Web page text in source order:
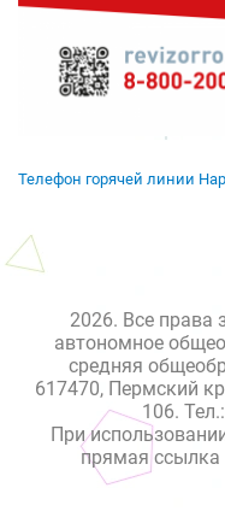
Телефон горячей линии
2026. Все
автономное
средняя
617470, Пермский
106.
При
прямая ссылка